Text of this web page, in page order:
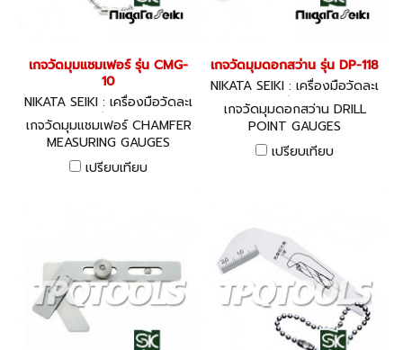
เกจวัดมุมแชมเฟอร์ รุ่น CMG-
10
NIKATA SEIKI : เครื่องมือวัดละเ
อียด
เกจวัดมุมแชมเฟอร์ CHAMFER
MEASURING GAUGES
เปรียบเทียบ
เกจวัดมุมดอกสว่าน รุ่น DP-118
NIKATA SEIKI : เครื่องมือวัดละเ
อียด
เกจวัดมุมดอกสว่าน DRILL
POINT GAUGES
เปรียบเทียบ